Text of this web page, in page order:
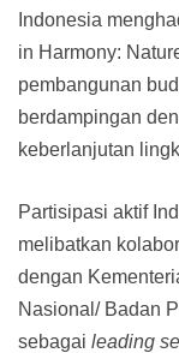
Indonesia
in Harmony:
pembangunan
berdampingan
keberlanjutan
Partisipasi aktif
melibatkan
dengan
Nasional/ Badan
sebagai leading